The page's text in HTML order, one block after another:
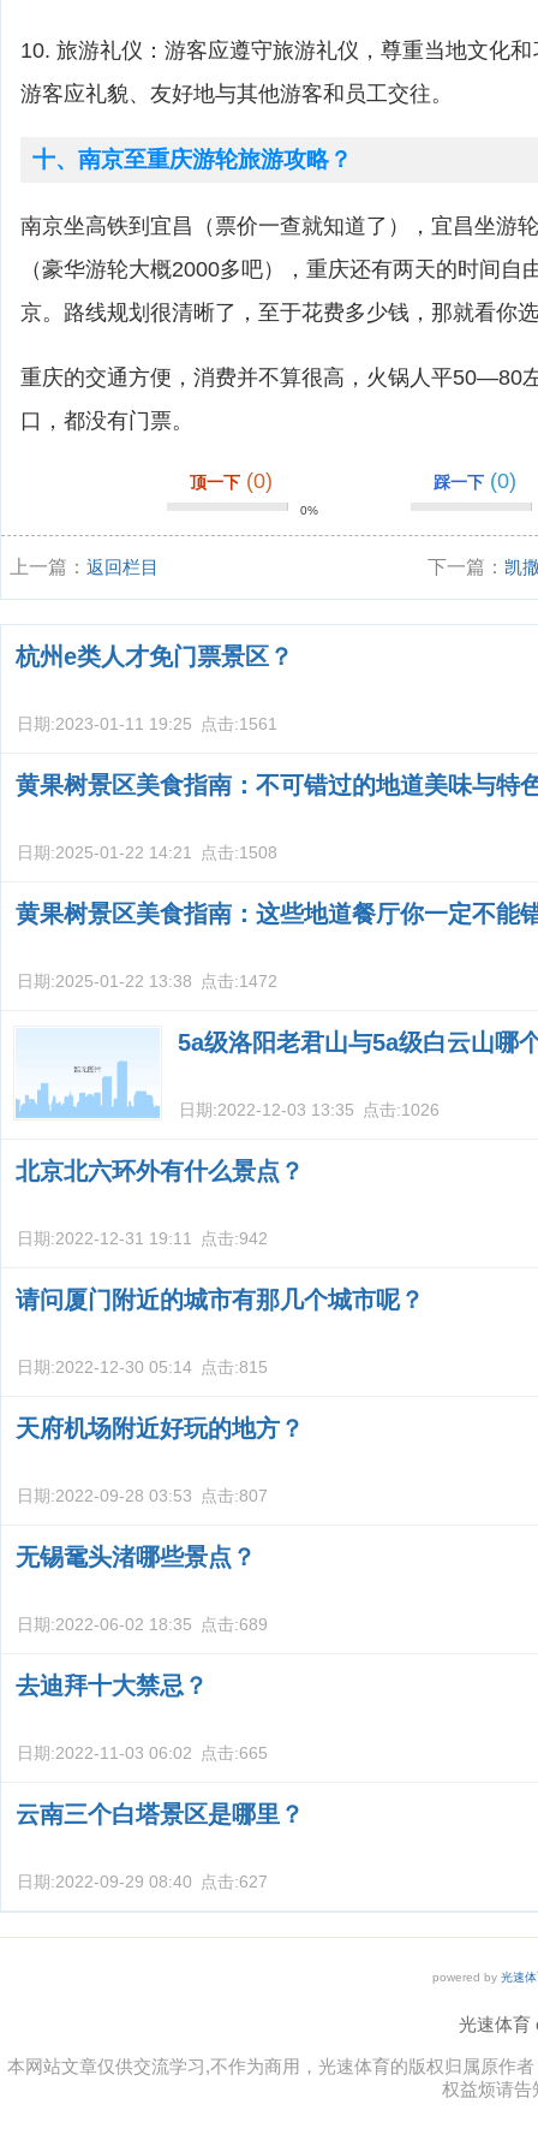
10. 旅游礼仪：游客应遵守旅游礼仪，尊重当地文化
游客应礼貌、友好地与其他游客和员工交往。
十、南京至重庆游轮旅游攻略？
南京坐高铁到宜昌（票价一查就知道了），宜昌坐游
（豪华游轮大概2000多吧），重庆还有两天的时间自
京。路线规划很清晰了，至于花费多少钱，那就看你
重庆的交通方便，消费并不算很高，火锅人平50―80
口，都没有门票。
顶一下 (0)
0%
踩一下 (0)
上一篇： 返回栏目 下一篇：凯
样？
杭州e类人才免门票景区？
日期:2023-01-11 19:25 点击:1561
黄果树景区美食指南：不可错过的地道美味与特
日期:2025-01-22 14:21 点击:1508
黄果树景区美食指南：这些地道餐厅你一定不能
日期:2025-01-22 13:38 点击:1472
5a级洛阳老君山与5a级白云山哪
日期:2022-12-03 13:35 点击:1026
北京北六环外有什么景点？
日期:2022-12-31 19:11 点击:942
请问厦门附近的城市有那几个城市呢？
日期:2022-12-30 05:14 点击:815
天府机场附近好玩的地方？
日期:2022-09-28 03:53 点击:807
无锡鼋头渚哪些景点？
日期:2022-06-02 18:35 点击:689
去迪拜十大禁忌？
日期:2022-11-03 06:02 点击:665
云南三个白塔景区是哪里？
日期:2022-09-29 08:40 点击:627
powered by 光速
光速体育
本网站文章仅供交流学习,不作为商用，光速体育的版权归属原作
权益烦请告